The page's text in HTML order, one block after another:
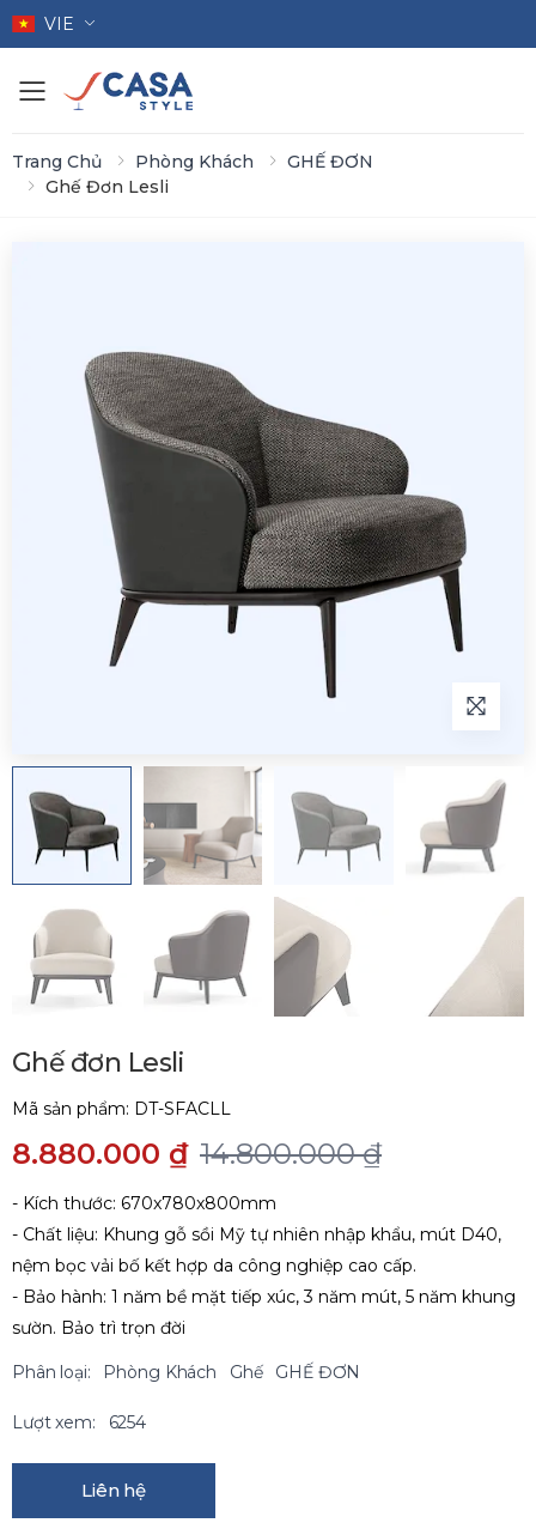
VIE
Toggle mobile menu
Trang Chủ Phòng Khách
GHẾ ĐƠN
Ghế Đơn Lesli
Ghế đơn Lesli
Mã sản phẩm: DT-SFACLL
8.880.000 ₫ 14.800.000 ₫
- Kích thước: 670x780x800mm
- Chất liệu: Khung gỗ sồi Mỹ tự nhiên nhập khẩu, mút D40,
nệm bọc vải bố kết hợp da công nghiệp cao cấp.
- Bảo hành: 1 năm bề mặt tiếp xúc, 3 năm mút, 5 năm khung
sườn. Bảo trì trọn đời
Phân loại: Phòng Khách Ghế GHẾ ĐƠN
Lượt xem: 6254
Liên hệ